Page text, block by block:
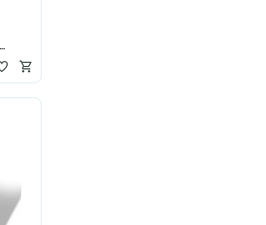
см